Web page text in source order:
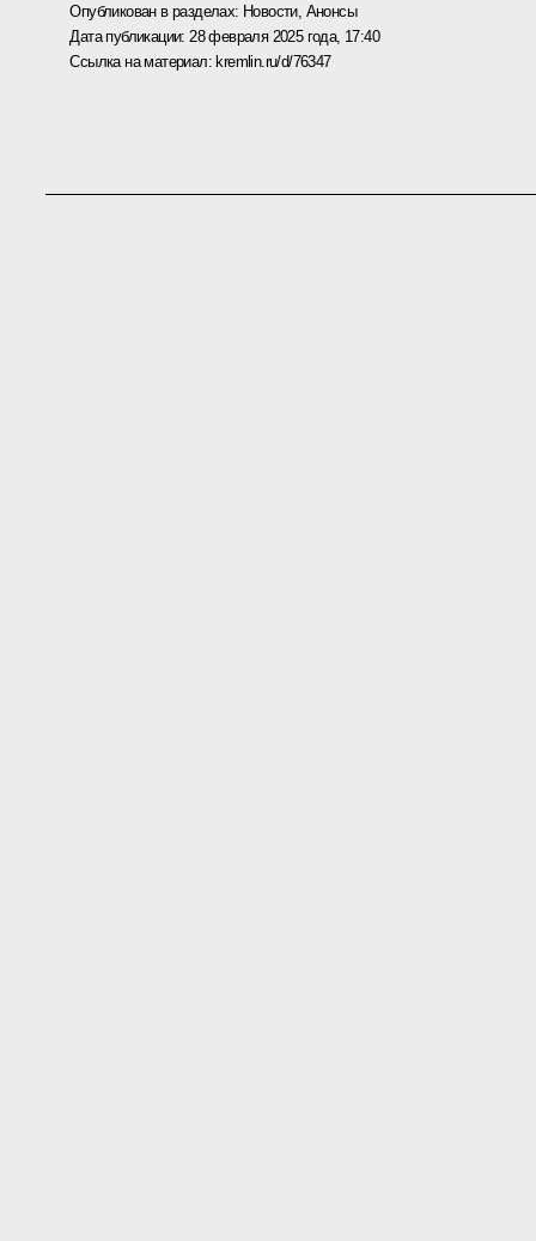
Опубликован в разделах: Новости, Анонсы
Дата публикации: 28 февраля 2025 года, 17:40
Ссылка на материал: kremlin.ru/d/76347